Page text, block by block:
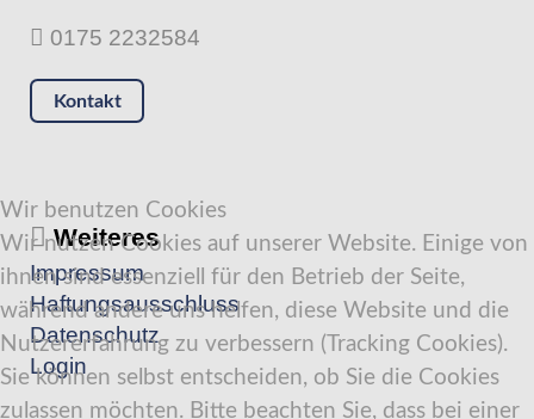
0175 2232584
Kontakt
Weiteres
Impressum
Haftungsausschluss
Datenschutz
Login
Wir benutzen Cookies
Wir nutzen Cookies auf unserer Website. Einige von
ihnen sind essenziell für den Betrieb der Seite,
während andere uns helfen, diese Website und die
Nutzererfahrung zu verbessern (Tracking Cookies).
Sie können selbst entscheiden, ob Sie die Cookies
zulassen möchten. Bitte beachten Sie, dass bei einer